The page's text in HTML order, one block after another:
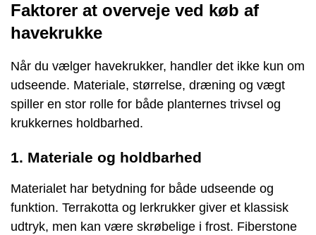
Faktorer at overveje ved køb af
havekrukke
Når du vælger havekrukker, handler det ikke kun om
udseende. Materiale, størrelse, dræning og vægt
spiller en stor rolle for både planternes trivsel og
krukkernes holdbarhed.
1. Materiale og holdbarhed
Materialet har betydning for både udseende og
funktion. Terrakotta og lerkrukker giver et klassisk
udtryk, men kan være skrøbelige i frost. Fiberstone